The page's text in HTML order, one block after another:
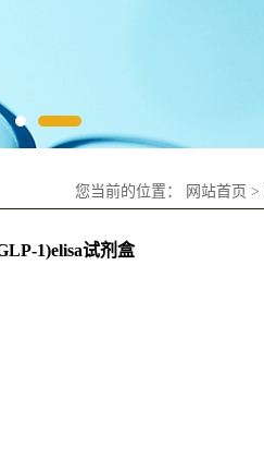
您当前的位置： 网站首页 >
1)elisa试剂盒